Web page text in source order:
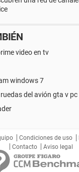
video en tv
windows 7
del avión gta v pc
Condiciones de uso
Contacto
Aviso legal